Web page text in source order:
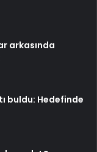
arkasında
buldu: Hedefinde